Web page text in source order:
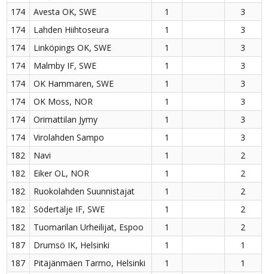
174
Avesta OK, SWE 1
3
174
Lahden Hiihtoseura 1
3
174
Linköpings OK, SWE 1
3
174
Malmby IF, SWE 1
3
174
OK Hammaren, SWE 1
3
174
OK Moss, NOR 1
3
174
Orimattilan Jymy 1
3
174
Virolahden Sampo 1
3
182
Navi 1
2
182
Eiker OL, NOR 1
2
182
Ruokolahden Suunnistajat 1
2
182
Södertälje IF, SWE 1
2
182
Tuomarilan Urheilijat, Espoo 1
2
187
Drumsö IK, Helsinki 1
1
187
Pitäjänmäen Tarmo, Helsinki 1
1